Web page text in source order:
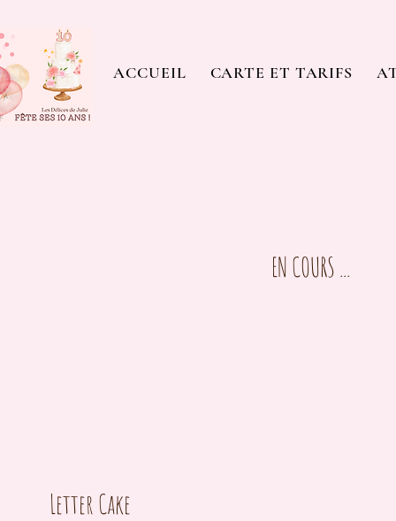
ACCUEIL CARTE ET TARIFS
EN COURS ...
Letter Cake